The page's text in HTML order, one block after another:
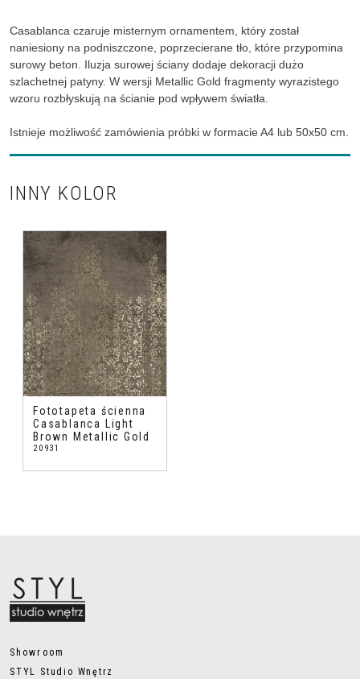
Casablanca czaruje misternym ornamentem, który został
naniesiony na podniszczone, poprzecierane tło, które przypomina
surowy beton. Iluzja surowej ściany dodaje dekoracji dużo
szlachetnej patyny. W wersji Metallic Gold fragmenty wyrazistego
wzoru rozbłyskują na ścianie pod wpływem światła.
Istnieje możliwość zamówienia próbki w formacie A4 lub 50x50 cm.
INNY KOLOR
Fototapeta ścienna
Casablanca Light
Brown Metallic Gold
20931
Showroom
STYL Studio Wnętrz